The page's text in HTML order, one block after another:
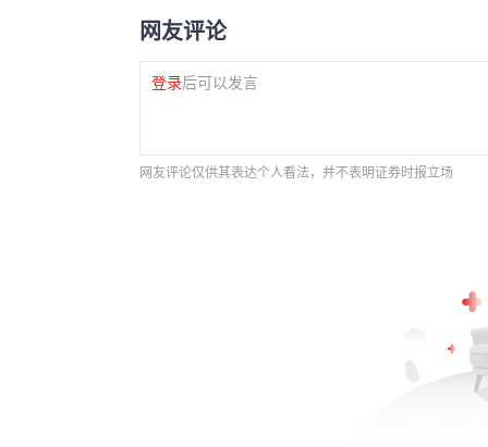
网友评论
登录后可以发言
网友评论仅供其表达个人看法，并不表明证券时报立场